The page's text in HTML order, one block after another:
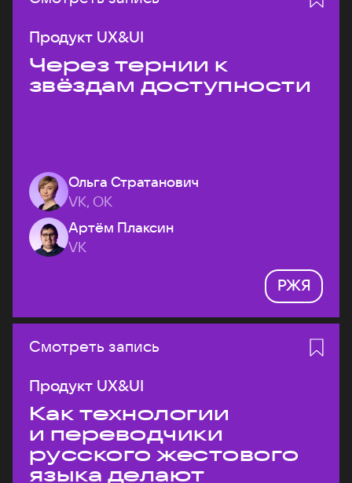
Продукт UX&UI
Через тернии к
звёздам доступности
Ольга Стратанович
VK, ОК
Артём Плаксин
VK
РЖЯ
Смотреть запись
Продукт UX&UI
Как технологии
и переводчики
русского жестового
языка делают